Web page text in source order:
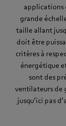
applications
grande
taille allant
doit être
critères à
énergétique
sont des
ventilateurs de
jusqu’ici pas